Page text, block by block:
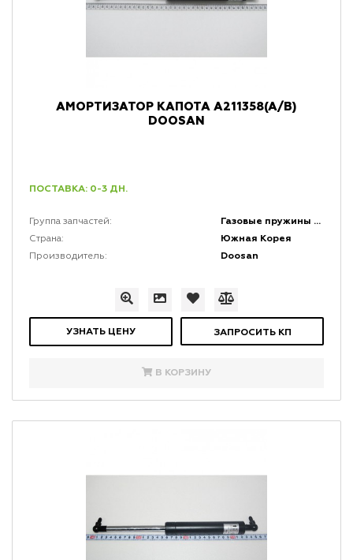
АМОРТИЗАТОР КАПОТА A211358(A/B)
DOOSAN
ПОСТАВКА: 0-3 ДН.
Группа запчастей: Газовые пружины и амортизаторы
Страна: Южная Корея
Производитель: Doosan
УЗНАТЬ ЦЕНУ ЗАПРОСИТЬ КП
В КОРЗИНУ